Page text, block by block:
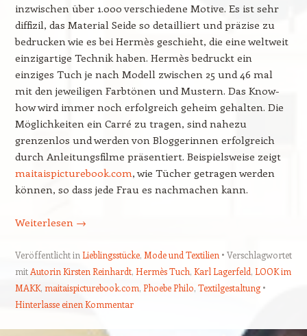
inzwischen über 1.000 verschiedene Motive. Es ist sehr
diffizil, das Material Seide so detailliert und präzise zu
bedrucken wie es bei Hermès geschieht, die eine weltweit
einzigartige Technik haben. Hermès bedruckt ein
einziges Tuch je nach Modell zwischen 25 und 46 mal
mit den jeweiligen Farbtönen und Mustern. Das Know-
how wird immer noch erfolgreich geheim gehalten. Die
Möglichkeiten ein Carré zu tragen, sind nahezu
grenzenlos und werden von Bloggerinnen erfolgreich
durch Anleitungsfilme präsentiert. Beispielsweise zeigt
maitaispicturebook.com, wie Tücher getragen werden
können, so dass jede Frau es nachmachen kann.
Weiterlesen →
Veröffentlicht in Lieblingsstücke, Mode und Textilien
Verschlagwortet
mit Autorin Kirsten Reinhardt, Hermès Tuch, Karl Lagerfeld, LOOK im
MAKK, maitaispicturebook.com, Phoebe Philo, Textilgestaltung
Hinterlasse einen Kommentar